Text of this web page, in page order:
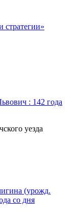
: 142 года
уезда
(урожд.
со дня